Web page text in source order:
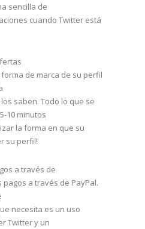
sencilla de
cuando Twitter está
de marca de su perfil
saben. Todo lo que se
10 minutos
la forma en que su
su perfil!
a través de
a través de PayPal.
necesita es un uso
Twitter y un